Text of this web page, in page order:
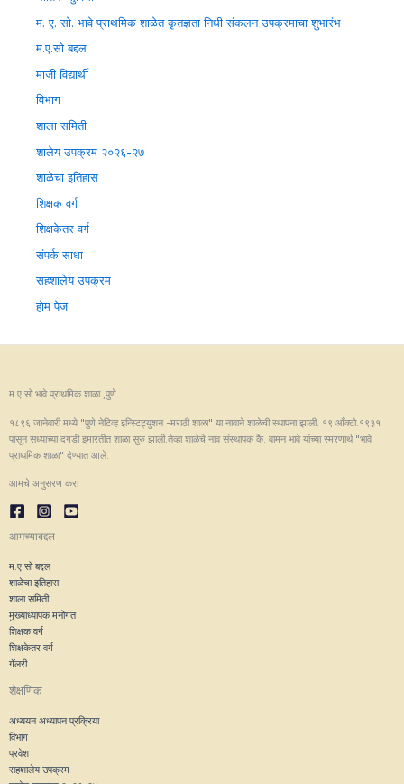
म. ए. सो. भावे प्राथमिक शाळेत कृतज्ञता निधी संकलन उपक्रमाचा शुभारंभ
म.ए.सो बद्दल
माजी विद्यार्थी
विभाग
शाला समिती
शालेय उपक्रम २०२६-२७
शाळेचा इतिहास
शिक्षक वर्ग
शिक्षकेतर वर्ग
संपर्क साधा
सहशालेय उपक्रम
होम पेज
म.ए.सो भावे प्राथमिक शाळा ,पुणे
१८९६ जानेवारी मध्ये "पुणे नेटिव्ह इन्स्टिट्युशन -मराठी शाळा" या नावाने शाळेची स्थापना झाली. १९ आँक्टो.१९३१
पासून सध्याच्या दगडी इमारतीत शाळा सुरु झाली.तेव्हा शाळेचे नाव संस्थापक कै. वामन भावे यांच्या स्मरणार्थ "भावे
प्राथमिक शाळा" देण्यात आले.
आमचे अनुसरण करा
आमच्याबद्दल
म.ए.सो बद्दल
शाळेचा इतिहास
शाला समिती
मुख्याध्यापक मनोगत
शिक्षक वर्ग
शिक्षकेतर वर्ग
गॅलरी
शैक्षणिक
अध्ययन अध्यापन प्रक्रिया
विभाग
प्रवेश
सहशालेय उपक्रम